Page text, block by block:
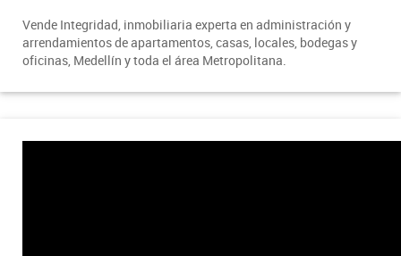
Vende Integridad, inmobiliaria experta en administración y
arrendamientos de apartamentos, casas, locales, bodegas y
oficinas, Medellín y toda el área Metropolitana.